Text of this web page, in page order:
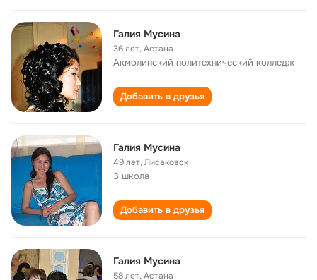
Галия Мусина
36 лет,Астана
Акмолинский политехнический колледж
Добавить в друзья
Галия Мусина
49 лет,Лисаковск
3 школа
Добавить в друзья
Галия Мусина
58 лет,Астана